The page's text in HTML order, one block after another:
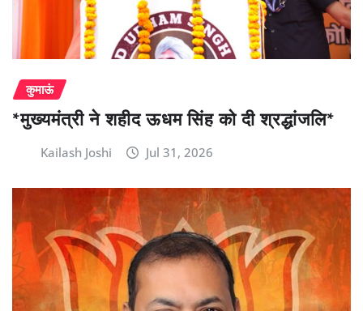
कुमाऊं
*मुख्यमंत्री ने शहीद ऊधम सिंह को दी श्रद्धांजलि*
Kailash Joshi Jul 31, 2026